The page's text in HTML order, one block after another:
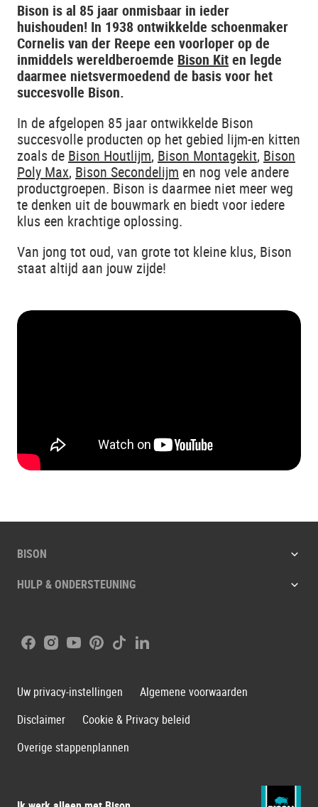
Bison is al 85 jaar onmisbaar in ieder
huishouden! In 1938 ontwikkelde schoenmaker
Cornelis van der Reepe een voorloper op de
inmiddels wereldberoemde Bison Kiten legde
daarmee nietsvermoedend de basis voor het
succesvolle Bison.
In de afgelopen 85 jaar ontwikkelde Bison
succesvolle producten op het gebied lijm-en kitten
zoals de Bison Houtlijm, Bison Montagekit, Bison
Poly Max, Bison Secondelijm en nog vele andere
productgroepen. Bison is daarmee niet meer weg
te denken uit de bouwmark en biedt voor iedere
klus een krachtige oplossing.
Van jong tot oud, van grote tot kleine klus, Bison
staat altijd aan jouw zijde!
BISON
HULP & ONDERSTEUNING
Facebook
Instagram
YoutubePinterest
TiktokLinkedIn
Uw privacy-instellingen
Algemene voorwaarden
Disclaimer
Cookie & Privacy beleid
Overige stappenplannen